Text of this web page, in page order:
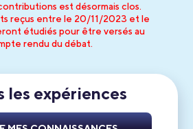
est désormais clos.
reçus entre le 20/11/2023 et le
étudiés pour être versés au
rendu du débat.
les expériences